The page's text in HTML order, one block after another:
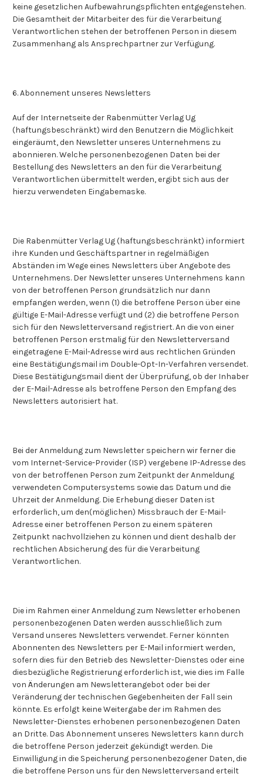
keine gesetzlichen Aufbewahrungspflichten entgegenstehen.
Die Gesamtheit der Mitarbeiter des für die Verarbeitung
Verantwortlichen stehen der betroffenen Person in diesem
Zusammenhang als Ansprechpartner zur Verfügung.
6. Abonnement unseres Newsletters
Auf der Internetseite der Rabenmütter Verlag Ug
(haftungsbeschränkt) wird den Benutzern die Möglichkeit
eingeräumt, den Newsletter unseres Unternehmens zu
abonnieren. Welche personenbezogenen Daten bei der
Bestellung des Newsletters an den für die Verarbeitung
Verantwortlichen übermittelt werden, ergibt sich aus der
hierzu verwendeten Eingabemaske.
Die Rabenmütter Verlag Ug (haftungsbeschränkt) informiert
ihre Kunden und Geschäftspartner in regelmäßigen
Abständen im Wege eines Newsletters über Angebote des
Unternehmens. Der Newsletter unseres Unternehmens kann
von der betroffenen Person grundsätzlich nur dann
empfangen werden, wenn (1) die betroffene Person über eine
gültige E-Mail-Adresse verfügt und (2) die betroffene Person
sich für den Newsletterversand registriert. An die von einer
betroffenen Person erstmalig für den Newsletterversand
eingetragene E-Mail-Adresse wird aus rechtlichen Gründen
eine Bestätigungsmail im Double-Opt-In-Verfahren versendet.
Diese Bestätigungsmail dient der Überprüfung, ob der Inhaber
der E-Mail-Adresse als betroffene Person den Empfang des
Newsletters autorisiert hat.
Bei der Anmeldung zum Newsletter speichern wir ferner die
vom Internet-Service-Provider (ISP) vergebene IP-Adresse des
von der betroffenen Person zum Zeitpunkt der Anmeldung
verwendeten Computersystems sowie das Datum und die
Uhrzeit der Anmeldung. Die Erhebung dieser Daten ist
erforderlich, um den(möglichen) Missbrauch der E-Mail-
Adresse einer betroffenen Person zu einem späteren
Zeitpunkt nachvollziehen zu können und dient deshalb der
rechtlichen Absicherung des für die Verarbeitung
Verantwortlichen.
Die im Rahmen einer Anmeldung zum Newsletter erhobenen
personenbezogenen Daten werden ausschließlich zum
Versand unseres Newsletters verwendet. Ferner könnten
Abonnenten des Newsletters per E-Mail informiert werden,
sofern dies für den Betrieb des Newsletter-Dienstes oder eine
diesbezügliche Registrierung erforderlich ist, wie dies im Falle
von Änderungen am Newsletterangebot oder bei der
Veränderung der technischen Gegebenheiten der Fall sein
könnte. Es erfolgt keine Weitergabe der im Rahmen des
Newsletter-Dienstes erhobenen personenbezogenen Daten
an Dritte. Das Abonnement unseres Newsletters kann durch
die betroffene Person jederzeit gekündigt werden. Die
Einwilligung in die Speicherung personenbezogener Daten, die
die betroffene Person uns für den Newsletterversand erteilt